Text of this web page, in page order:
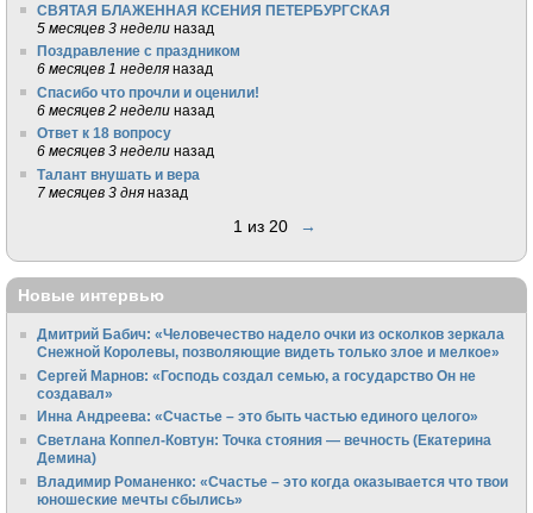
СВЯТАЯ БЛАЖЕННАЯ КСЕНИЯ ПЕТЕРБУРГСКАЯ
5 месяцев 3 недели назад
Поздравление с праздником
6 месяцев 1 неделя назад
Спасибо что прочли и оценили!
6 месяцев 2 недели назад
Ответ к 18 вопросу
6 месяцев 3 недели назад
Талант внушать и вера
7 месяцев 3 дня назад
1 из 20 →
Новые интервью
Дмитрий Бабич: «Человечество надело очки из осколков зеркала
Снежной Королевы, позволяющие видеть только злое и мелкое»
Сергей Марнов: «Господь создал семью, а государство Он не
создавал»
Инна Андреева: «Счастье – это быть частью единого целого»
Светлана Коппел-Ковтун: Точка стояния — вечность (Екатерина
Демина)
Владимир Романенко: «Счастье – это когда оказывается что твои
юношеские мечты сбылись»